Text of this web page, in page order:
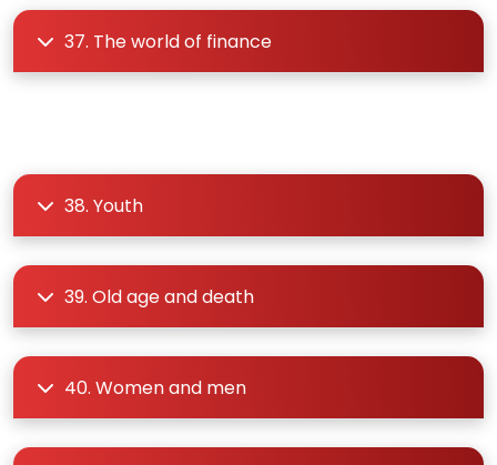
37. The world of finance
38. Youth
39. Old age and death
40. Women and men